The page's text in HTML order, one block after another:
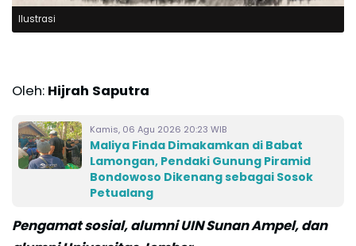
Ilustrasi
Oleh: Hijrah Saputra
Kamis, 06 Agu 2026 20:23 WIB
Maliya Finda Dimakamkan di Babat
Lamongan, Pendaki Gunung Piramid
Bondowoso Dikenang sebagai Sosok
Petualang
Pengamat sosial, alumni UIN Sunan Ampel, dan